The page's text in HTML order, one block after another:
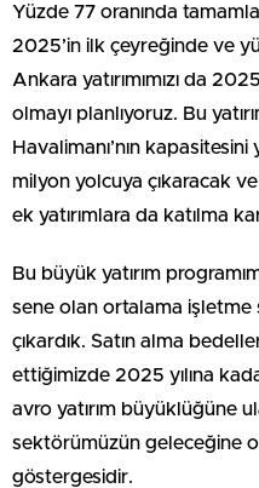
Yüzde 77 oranında
2025’in ilk çeyreğinde ve
Ankara yatırımımızı da
olmayı planlıyoruz. Bu
Havalimanı’nın
milyon yolcuya çıkaracak
ek yatırımlara da katılma
Bu büyük yatırım
sene olan ortalama işletme
çıkardık. Satın alma
ettiğimizde 2025 yılına
avro yatırım büyüklüğüne
sektörümüzün geleceğine
göstergesidir.